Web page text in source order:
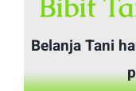
Pilihan
ini
dapat
Belanja Tani